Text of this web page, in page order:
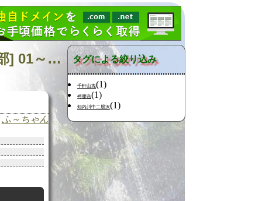
日記の検索 [タグ:山行記録 渡島半島 知内川 北海道南西部] 01～01(01件中)
ふ～ちゃん
タグによる絞り込み
千軒山塊(1)
袴腰岳(1)
知内川中二股沢(1)